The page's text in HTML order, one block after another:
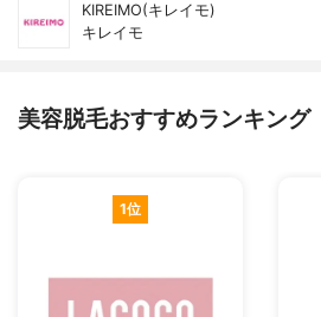
KIREIMO(キレイモ)
キレイモ
美容脱毛おすすめランキング
1位